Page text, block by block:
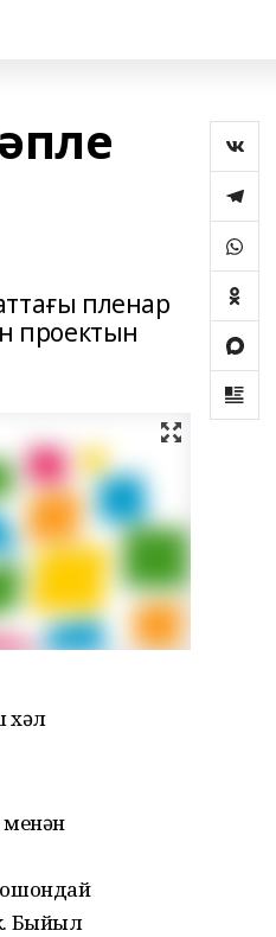
пленар
проектын
хәл
ошондай
Быйыл